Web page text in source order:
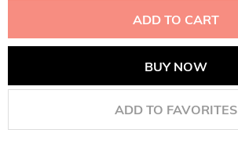
ADD TO FAVORITES